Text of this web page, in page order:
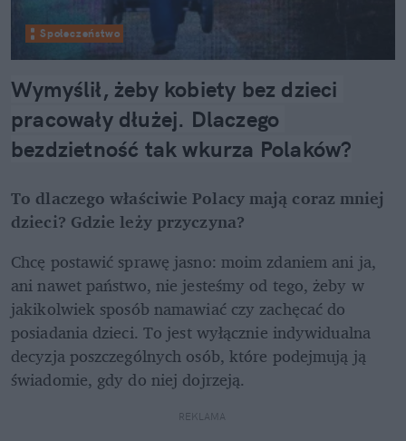
Społeczeństwo
Wymyślił, żeby kobiety bez dzieci
pracowały dłużej. Dlaczego
bezdzietność tak wkurza Polaków?
To dlaczego właściwie Polacy mają coraz mniej
dzieci? Gdzie leży przyczyna?
Chcę postawić sprawę jasno: moim zdaniem ani ja,
ani nawet państwo, nie jesteśmy od tego, żeby w
jakikolwiek sposób namawiać czy zachęcać do
posiadania dzieci. To jest wyłącznie indywidualna
decyzja poszczególnych osób, które podejmują ją
świadomie, gdy do niej dojrzeją.
REKLAMA